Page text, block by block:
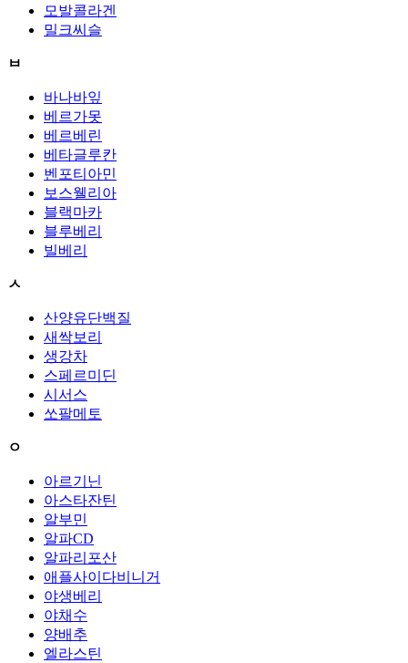
모발콜라겐
밀크씨슬
ㅂ
바나바잎
베르가못
베르베린
베타글루칸
벤포티아민
보스웰리아
블랙마카
블루베리
빌베리
ㅅ
산양유단백질
새싹보리
생강차
스페르미딘
시서스
쏘팔메토
ㅇ
아르기닌
아스타잔틴
알부민
알파CD
알파리포산
애플사이다비니거
야생베리
야채수
양배추
엘라스틴